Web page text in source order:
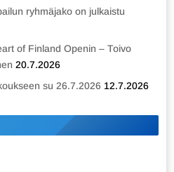
ryhmäjako on julkaistu
of Finland Openin – Toivo
20.7.2026
su 26.7.2026 12.7.2026